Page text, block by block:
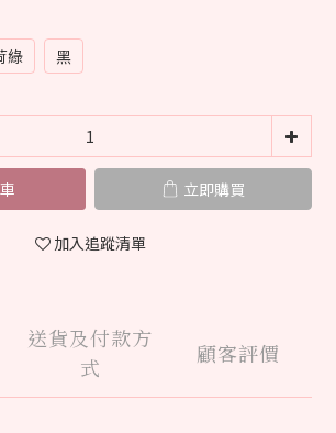
綠 黑
立即購買
加入追蹤清單
送貨及付款方
式
顧客評價